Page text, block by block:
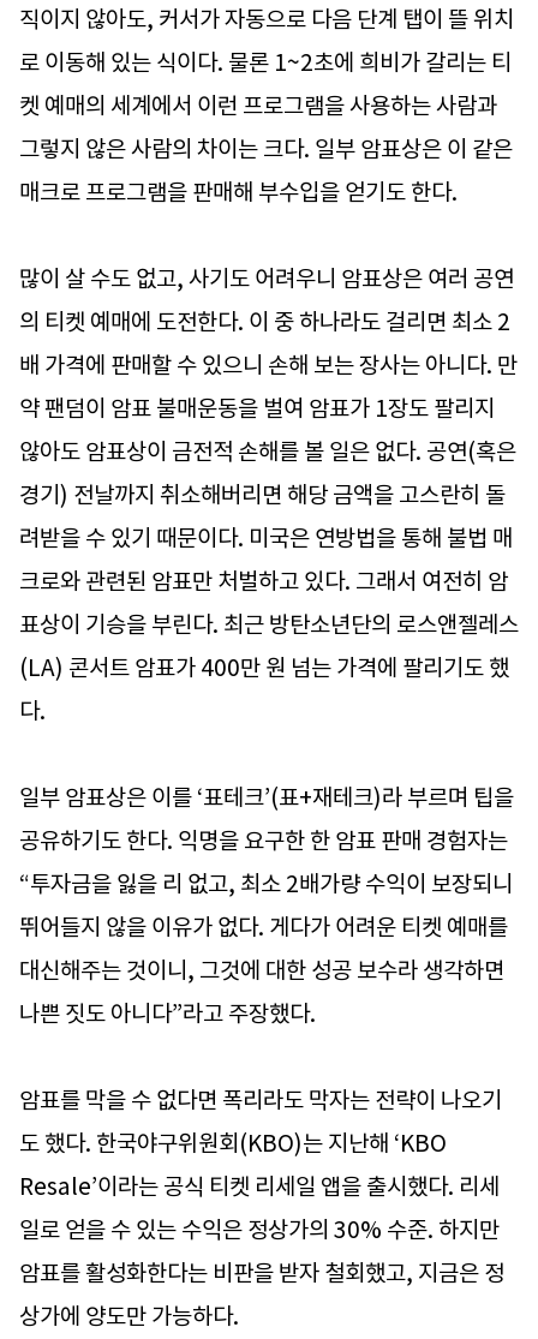
직이지 않아도, 커서가 자동으로 다음 단계 탭이 뜰 위치
로 이동해 있는 식이다. 물론 1~2초에 희비가 갈리는 티
켓 예매의 세계에서 이런 프로그램을 사용하는 사람과
그렇지 않은 사람의 차이는 크다. 일부 암표상은 이 같은
매크로 프로그램을 판매해 부수입을 얻기도 한다.
많이 살 수도 없고, 사기도 어려우니 암표상은 여러 공연
의 티켓 예매에 도전한다. 이 중 하나라도 걸리면 최소 2
배 가격에 판매할 수 있으니 손해 보는 장사는 아니다. 만
약 팬덤이 암표 불매운동을 벌여 암표가 1장도 팔리지
않아도 암표상이 금전적 손해를 볼 일은 없다. 공연(혹은
경기) 전날까지 취소해버리면 해당 금액을 고스란히 돌
려받을 수 있기 때문이다. 미국은 연방법을 통해 불법 매
크로와 관련된 암표만 처벌하고 있다. 그래서 여전히 암
표상이 기승을 부린다. 최근 방탄소년단의 로스앤젤레스
(LA) 콘서트 암표가 400만 원 넘는 가격에 팔리기도 했
다.
일부 암표상은 이를 ‘표테크’(표+재테크)라 부르며 팁을
공유하기도 한다. 익명을 요구한 한 암표 판매 경험자는
“투자금을 잃을 리 없고, 최소 2배가량 수익이 보장되니
뛰어들지 않을 이유가 없다. 게다가 어려운 티켓 예매를
대신해주는 것이니, 그것에 대한 성공 보수라 생각하면
나쁜 짓도 아니다”라고 주장했다.
암표를 막을 수 없다면 폭리라도 막자는 전략이 나오기
도 했다. 한국야구위원회(KBO)는 지난해 ‘KBO
Resale’이라는 공식 티켓 리세일 앱을 출시했다. 리세
일로 얻을 수 있는 수익은 정상가의 30% 수준. 하지만
암표를 활성화한다는 비판을 받자 철회했고, 지금은 정
상가에 양도만 가능하다.